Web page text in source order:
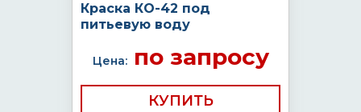
Краска КО-42 под
питьевую воду
Цена:по запросу
КУПИТЬ